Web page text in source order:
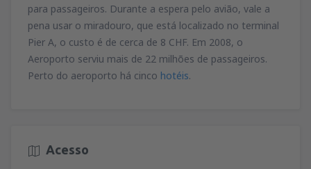
para passageiros. Durante a espera pelo avião, vale a
pena usar o miradouro, que está localizado no terminal
Pier A, o custo é de cerca de 8 CHF. Em 2008, o
Aeroporto serviu mais de 22 milhões de passageiros.
Perto do aeroporto há cinco hotéis.
Acesso